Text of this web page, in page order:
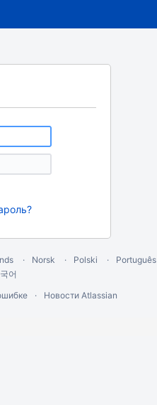
Norsk Polski Português
어
Новости Atlassian